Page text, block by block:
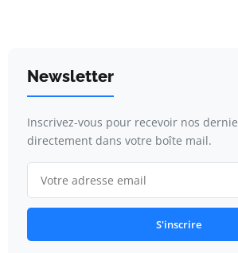
Newsletter
Inscrivez-vous pour recevoir nos
directement dans votre boîte mail.
S'inscrire